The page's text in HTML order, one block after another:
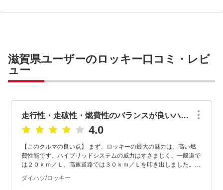
滋賀県ユーザーのロッキー口コミ・レビ
ュー
走行性・走破性・燃費性のバランスが良いハイブリッドＳＵＶ
4.0
【このクルマの良い点】 まず、ロッキーの最大の魅力は、高い燃
費性能です。ハイブリッドシステムの威力はすさまじく、一般道で
は２０ｋｍ／Ｌ、高速道路では３０ｋｍ／Ｌを叩き出しました。エ
コドライブモードやエココーチング機能なども効いているとは思...
ダイハツ/ロッキー